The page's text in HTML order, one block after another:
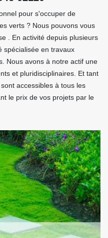
pour s'occuper de
verts ? Nous pouvons vous
. En activité depuis plusieurs
spécialisée en travaux
Nous avons à notre actif une
et pluridisciplinaires. Et tant
accessibles à tous les
le prix de vos projets par le